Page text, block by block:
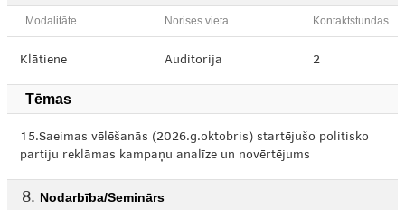
Modalitāte Norises vieta Kontaktstundas
Klātiene Auditorija 2
Tēmas
15.Saeimas vēlēšanās (2026.g.oktobris) startējušo politisko
partiju reklāmas kampaņu analīze un novērtējums
Nodarbība/Seminārs